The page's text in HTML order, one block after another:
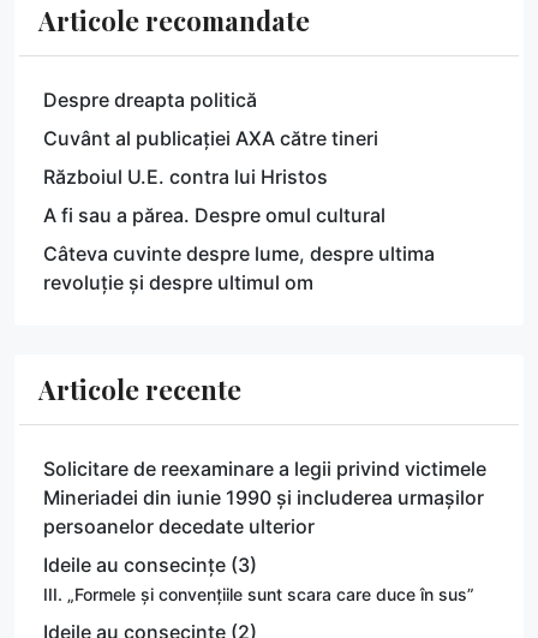
Articole recomandate
Despre dreapta politică
Cuvânt al publicației AXA către tineri
Războiul U.E. contra lui Hristos
A fi sau a părea. Despre omul cultural
Câteva cuvinte despre lume, despre ultima
revoluție și despre ultimul om
Articole recente
Solicitare de reexaminare a legii privind victimele
Mineriadei din iunie 1990 și includerea urmașilor
persoanelor decedate ulterior
Ideile au consecințe (3)
III. „Formele și convențiile sunt scara care duce în sus”
Ideile au consecințe (2)